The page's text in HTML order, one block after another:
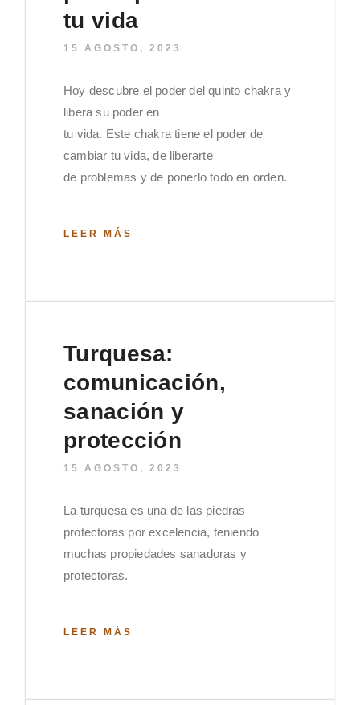
tu vida
15 AGOSTO, 2023
Hoy descubre el poder del quinto chakra y
libera su poder en
tu vida. Este chakra tiene el poder de
cambiar tu vida, de liberarte
de problemas y de ponerlo todo en orden.
LEER MÁS
Turquesa:
comunicación,
sanación y
protección
15 AGOSTO, 2023
La turquesa es una de las piedras
protectoras por excelencia, teniendo
muchas propiedades sanadoras y
protectoras.
LEER MÁS